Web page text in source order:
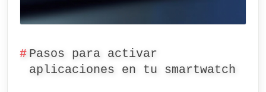
Pasos para activar
aplicaciones en tu smartwatch